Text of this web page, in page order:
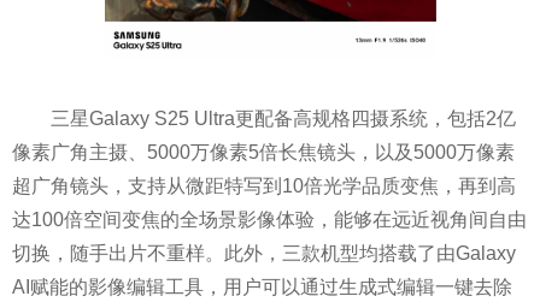
三星Galaxy S25 Ultra更配备高规格四摄系统，包括2亿
像素广角主摄、5000万像素5倍长焦镜头，以及5000万像素
超广角镜头，支持从微距特写到10倍光学品质变焦，再到高
达100倍空间变焦的全场景影像体验，能够在远近视角间自由
切换，随手出片不重样。此外，三款机型均搭载了由Galaxy
AI赋能的影像编辑工具，用户可以通过生成式编辑一键去除